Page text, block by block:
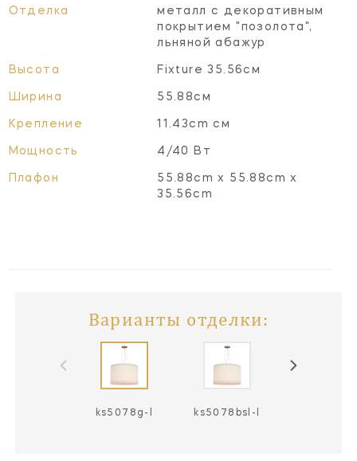
Отделка
металл с декоративным
покрытием "позолота",
льняной абажур
Высота Fixture 35.56см
Ширина 55.88см
Крепление 11.43cm см
Мощность 4/40 Вт
Плафон
55.88cm x 55.88cm x
35.56cm
Варианты отделки:
ks5078g-l ks5078bsl-l